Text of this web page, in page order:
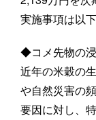
実施事項は以下
◆コメ先物の
近年の米穀の
や自然災害の
要因に対し、